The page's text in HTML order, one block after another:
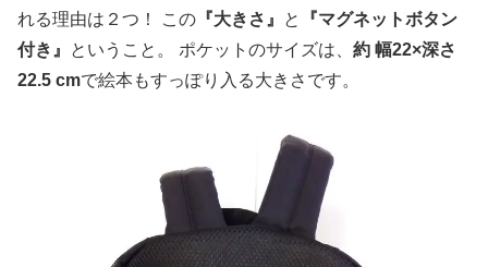
れる理由は２つ！ この 『大きさ』 と
『マグネットボタン
付き』
ということ。 ポケットのサイズは、 約 幅22×深さ
22.5 cmで絵本もすっぽり入る大きさです。